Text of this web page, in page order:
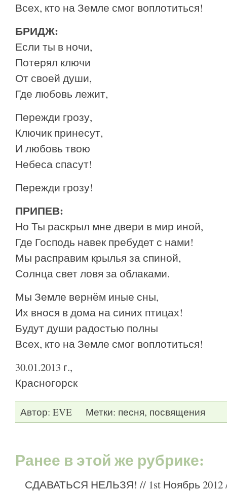
Всех, кто на Земле смог воплотиться!
БРИДЖ:
Если ты в ночи,
Потерял ключи
От своей души,
Где любовь лежит,
Пережди грозу,
Ключик принесут,
И любовь твою
Небеса спасут!
Пережди грозу!
ПРИПЕВ:
Но Ты раскрыл мне двери в мир иной,
Где Господь навек пребудет с нами!
Мы расправим крылья за спиной,
Солнца свет ловя за облаками.
Мы Земле вернём иные сны,
Их внося в дома на синих птицах!
Будут души радостью полны
Всех, кто на Земле смог воплотиться!
30.01.2013 г.,
Красногорск
Автор: EVE Метки: песня, посвящения
Ранее в этой же рубрике:
СДАВАТЬСЯ НЕЛЬЗЯ! // 1st Ноябрь 2012